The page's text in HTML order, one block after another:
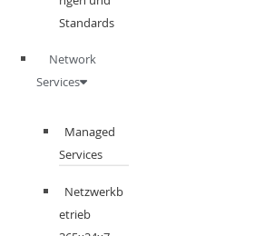
Standards
Network
Services
Managed
Services
Netzwerkb
etrieb